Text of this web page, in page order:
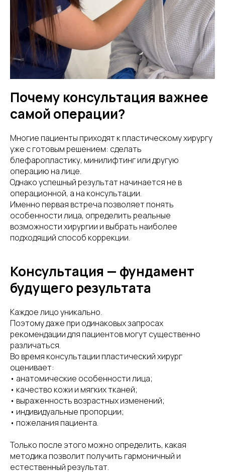
Почему консультация важнее
самой операции?
Многие пациенты приходят к пластическому хирургу
уже с готовым решением: сделать
блефаропластику, минилифтинг или другую
операцию на лице.
Однако успешный результат начинается не в
операционной, а на консультации.
Именно первая встреча позволяет понять
особенности лица, определить реальные
возможности хирургии и выбрать наиболее
подходящий способ коррекции.
Консультация — фундамент
будущего результата
Каждое лицо уникально.
Поэтому даже при одинаковых запросах
рекомендации для пациентов могут существенно
различаться.
Во время консультации пластический хирург
оценивает:
• анатомические особенности лица;
• качество кожи и мягких тканей;
• выраженность возрастных изменений;
• индивидуальные пропорции;
• пожелания пациента.
Только после этого можно определить, какая
методика позволит получить гармоничный и
естественный результат.